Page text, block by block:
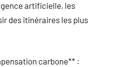
artificielle, les
des itinéraires les plus
carbone** :